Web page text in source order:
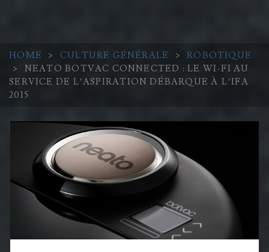
HOME > CULTURE GÉNÉRALE >
ROBOTIQUE
>
NEATO BOTVAC CONNECTED : LE WI-FI AU
SERVICE DE L’ASPIRATION DÉBARQUE À L’IFA
2015